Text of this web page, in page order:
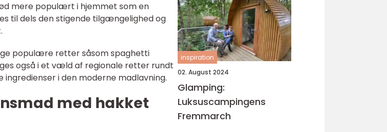
mere populært i hjemmet som en
til dels den stigende tilgængelighed og
populære retter såsom spaghetti
også i et væld af regionale retter rundt
i den moderne madlavning.
med hakket
inspiration
02. August 2024
Glamping:
Luksuscampingens
Fremmarch